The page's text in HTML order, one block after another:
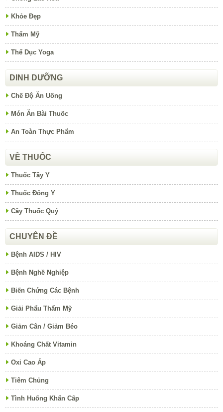
Khỏe Đẹp
Thẩm Mỹ
Thể Dục Yoga
DINH DƯỠNG
Chế Độ Ăn Uống
Món Ăn Bài Thuốc
An Toàn Thực Phẩm
VỀ THUỐC
Thuốc Tây Y
Thuốc Đông Y
Cây Thuốc Quý
CHUYÊN ĐỀ
Bệnh AIDS / HIV
Bệnh Nghề Nghiệp
Biến Chứng Các Bệnh
Giải Phẩu Thẩm Mỹ
Giảm Cân / Giảm Béo
Khoáng Chất Vitamin
Oxi Cao Áp
Tiêm Chủng
Tình Huống Khẩn Cấp